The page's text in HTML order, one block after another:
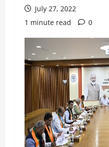
July 27, 2022
1 minute read
0